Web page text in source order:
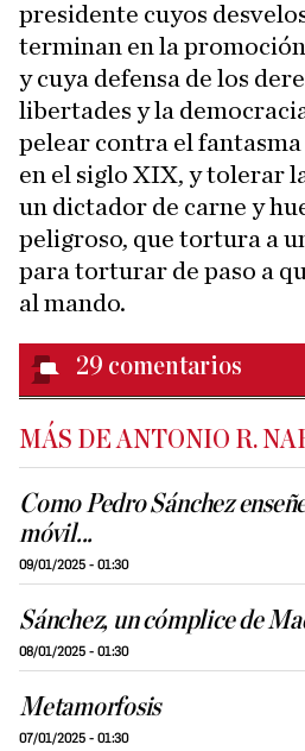
presidente cuyos
terminan en la
y cuya defensa de los
libertades y la
pelear contra el
en el siglo XIX, y tolerar
un dictador de carne y
peligroso, que tortura a
para torturar de paso a
al mando.
29 comentarios
MÁS DE ANTONIO R.
Como Pedro Sánchez
móvil...
09/01/2025 - 01:30
Sánchez, un cómplice de
08/01/2025 - 01:30
Metamorfosis
07/01/2025 - 01:30